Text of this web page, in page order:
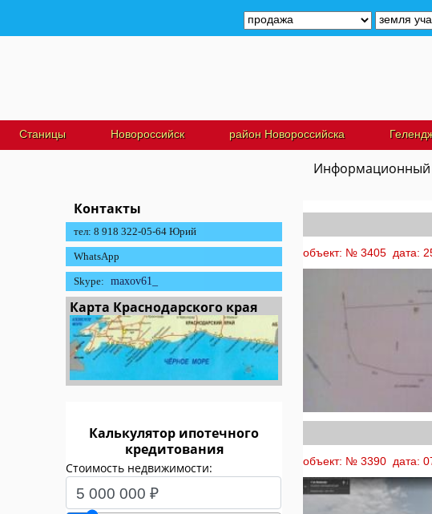
Информационный
объект: № 3405 дата:
объект: № 3390 дата:
Контакты
тел: 8 918 322-05-64 Юрий
WhatsApp
Skype: maxov61_
Карта Краснодарского края
Калькулятор ипотечного
кредитования
Стоимость недвижимости:
Станицы Новороссийск район Новороссийска